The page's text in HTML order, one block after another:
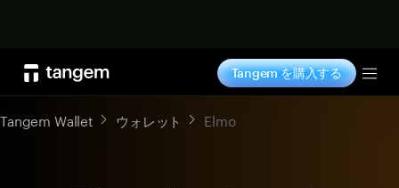
Tangem を購入する
Tangem Wallet ウォレット Elmo